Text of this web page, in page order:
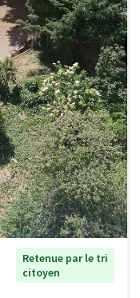
Retenue par le tri
citoyen